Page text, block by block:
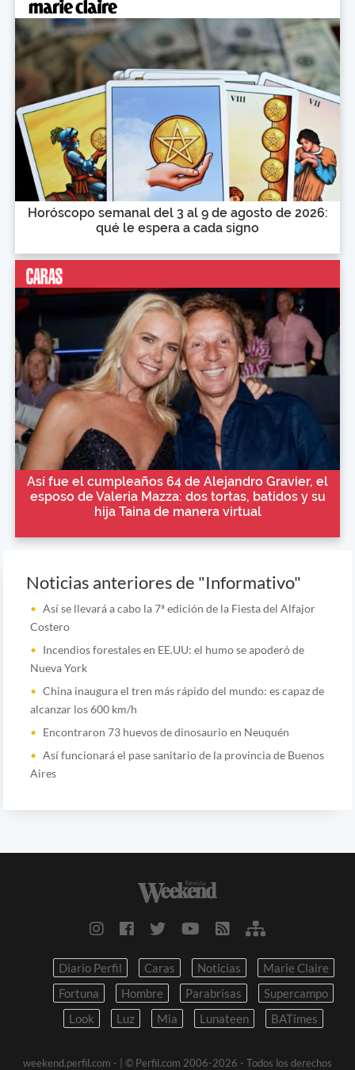
Horóscopo semanal del 3 al 9 de agosto de 2026:
qué le espera a cada signo
Así fue el cumpleaños 64 de Alejandro Gravier, el
esposo de Valeria Mazza: dos tortas, batidos y su
hija Taina de manera virtual
Noticias anteriores de "Informativo"
Así se llevará a cabo la 7ª edición de la Fiesta del Alfajor
Costero
Incendios forestales en EE.UU: el humo se apoderó de
Nueva York
China inaugura el tren más rápido del mundo: es capaz de
alcanzar los 600 km/h
Encontraron 73 huevos de dinosaurio en Neuquén
Así funcionará el pase sanitario de la provincia de Buenos
Aires
Diario Perfil Caras Noticias
Marie Claire
Fortuna
Hombre Parabrisas
Supercampo
Look
Luz Mia Lunateen BATimes
weekend.perfil.com - | © Perfil.com 2006-2026 - Todos los derechos